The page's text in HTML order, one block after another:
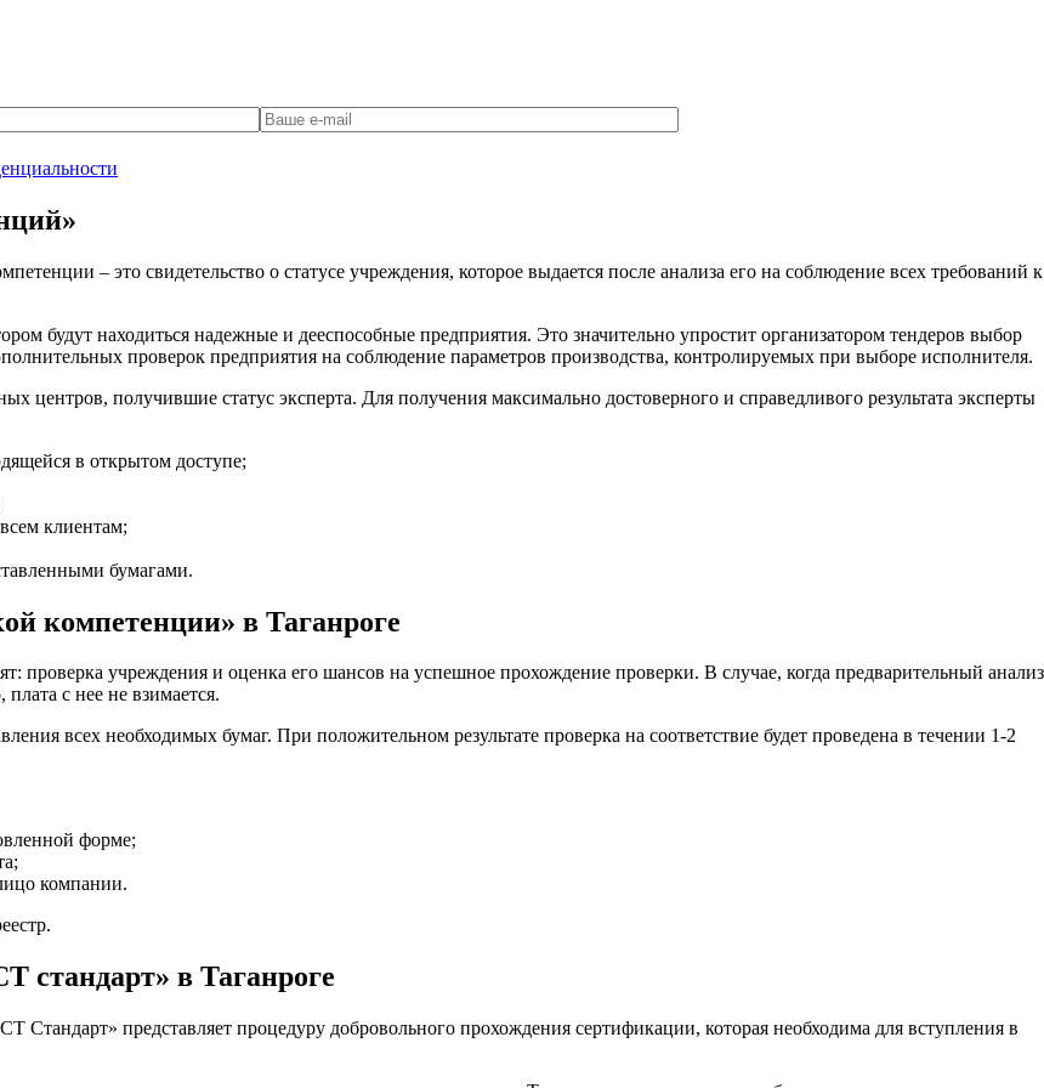
– это свидетельство о статусе учреждения, которое выдается после анализа его на соблюдение всех требований к
будут находиться надежные и дееспособные предприятия. Это значительно упростит организатором тендеров выбор
проверок предприятия на соблюдение параметров производства, контролируемых при выборе исполнителя.
получившие статус эксперта. Для получения максимально достоверного и справедливого результата эксперты
в открытом доступе;
клиентам;
бумагами.
компетенции» в Таганроге
проверка учреждения и оценка его шансов на успешное прохождение проверки. В случае, когда предварительный анализ
с нее не взимается.
всех необходимых бумаг. При положительном результате проверка на соответствие будет проведена в течении 1-2
форме;
компании.
стандарт» в Таганроге
представляет процедуру добровольного прохождения сертификации, которая необходима для вступления в